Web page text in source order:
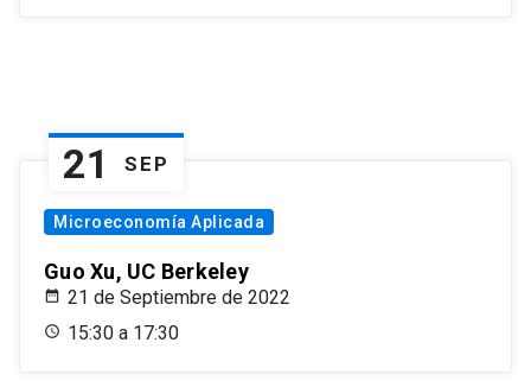
21 SEP
Microeconomía Aplicada
Guo Xu, UC Berkeley
21 de Septiembre de 2022
15:30 a 17:30